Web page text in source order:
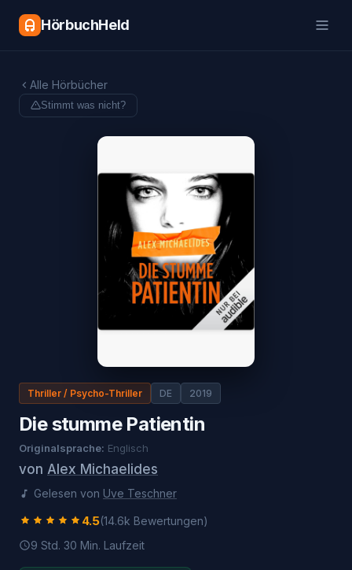
HörbuchHeld
Alle Hörbücher
Stimmt was nicht?
Thriller / Psycho-Thriller DE 2019
Die stumme Patientin
Originalsprache: Englisch
von Alex Michaelides
Gelesen von Uve Teschner
4.5(14.6k Bewertungen)
9 Std. 30 Min. Laufzeit